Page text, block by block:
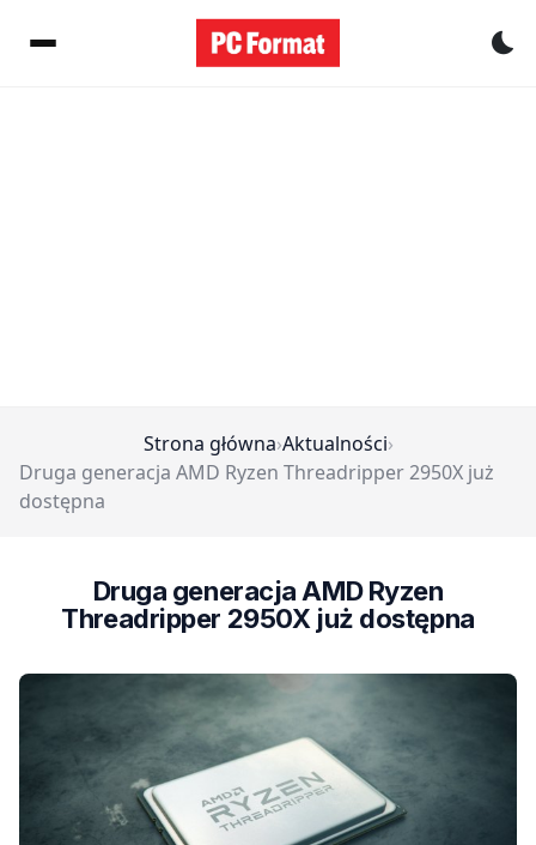
Strona główna›Aktualności›
Druga generacja AMD Ryzen Threadripper 2950X już
dostępna
Druga generacja AMD Ryzen
Threadripper 2950X już dostępna